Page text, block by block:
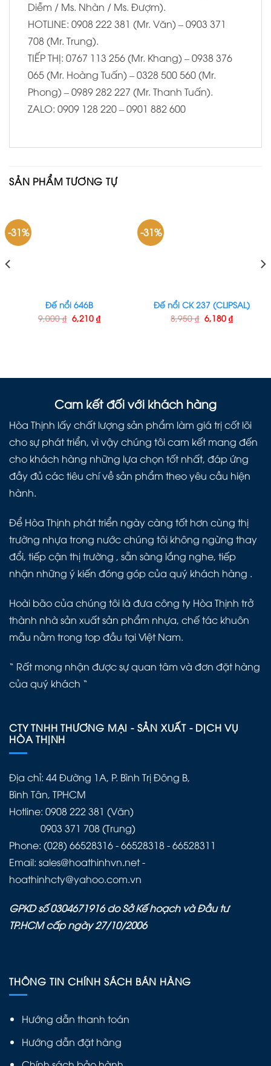
Diễm / Ms. Nhàn / Ms. Đượm).
HOTLINE: 0908 222 381 (Mr. Văn) – 0903 371
708 (Mr. Trung).
TIẾP THỊ: 0767 113 256 (Mr. Khang) – 0938 376
065 (Mr. Hoàng Tuấn) – 0328 500 560 (Mr.
Phong) – 0989 282 227 (Mr. Thanh Tuấn).
ZALO: 0909 128 220 – 0901 882 600
SẢN PHẨM TƯƠNG TỰ
-31%
Đế nổi 646B
9,000₫ 6,210 ₫
-31%
Đế nổi CK 237 (CLIPSAL)
8,950₫ 6,180 ₫
Cam kết đối với khách hàng
Hòa Thịnh lấy chất lượng sản phẩm làm giá trị cốt lõi
cho sự phát triển, vì vậy chúng tôi cam kết mang đến
cho khách hàng những lựa chọn tốt nhất, đáp ứng
đầy đủ các tiêu chí về sản phẩm theo yêu cầu hiện
hành.
Để Hòa Thịnh phát triển ngày càng tốt hơn cùng thị
trường nhựa trong nước chúng tôi không ngừng thay
đổi, tiếp cận thị trường , sẵn sàng lắng nghe, tiếp
nhận những ý kiến đóng góp của quý khách hàng .
Hoài bão của chúng tôi là đưa công ty Hòa Thịnh trở
thành nhà sản xuất sản phẩm nhựa, chế tác khuôn
mẫu nằm trong top đầu tại Việt Nam.
“ Rất mong nhận được sự quan tâm và đơn đặt hàng
của quý khách “
CTY TNHH THƯƠNG MẠI - SẢN XUẤT - DỊCH VỤ
HÒA THỊNH
Địa chỉ: 44 Đường 1A, P. Bình Trị Đông B,
Bình Tân, TPHCM
Hotline: 0908 222 381 (Văn)
0903 371 708 (Trung)
Phone: (028) 66528316 - 66528318 - 66528311
Email: sales@hoathinhvn.net -
hoathinhcty@yahoo.com.vn
GPKD số 0304671916 do Sở Kế hoạch và Đầu tư
TP.HCM cấp ngày 27/10/2006
THÔNG TIN CHÍNH SÁCH BÁN HÀNG
Hướng dẫn thanh toán
Hướng dẫn đặt hàng